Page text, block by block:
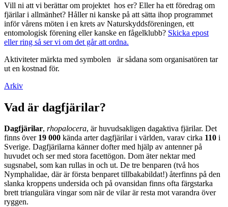
Vill ni att vi berättar om projektet hos er? Eller ha ett föredrag om
fjärilar i allmänhet? Håller ni kanske på att sätta ihop programmet
inför vårens möten i en krets av Naturskyddsföreningen, ett
entomologisk förening eller kanske en fågelklubb? Skicka epost
eller ring så ser vi om det går att ordna.
Aktiviteter märkta med symbolen
är sådana som organisatören tar
ut en kostnad för.
Arkiv
Vad är dagfjärilar?
Dagfjärilar, rhopalocera, är huvudsakligen dagaktiva fjärilar. Det
finns över 19 000 kända arter dagfjärilar i världen, varav cirka 110 i
Sverige. Dagfjärilarna känner dofter med hjälp av antenner på
huvudet och ser med stora facettögon. Dom äter nektar med
sugsnabel, som kan rullas in och ut. De tre benparen (två hos
Nymphalidae, där är första benparet tillbakabildat!) återfinns på den
slanka kroppens undersida och på ovansidan finns ofta färgstarka
brett triangulära vingar som när de vilar är resta mot varandra över
ryggen.